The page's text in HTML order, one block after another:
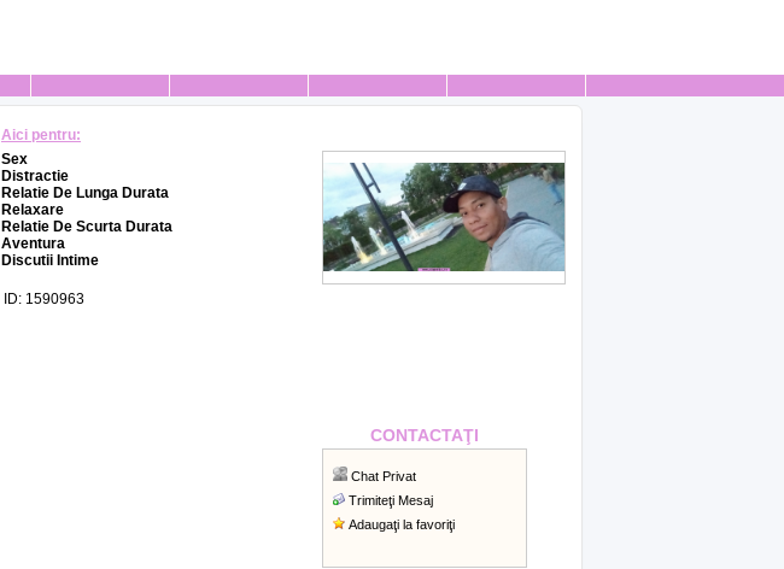
Aici pentru:
Sex
Distractie
Relatie De Lunga Durata
Relaxare
Relatie De Scurta Durata
Aventura
Discutii Intime
ID: 1590963
CONTACTAŢI
Chat Privat
Trimiteţi Mesaj
Adaugaţi la favoriţi